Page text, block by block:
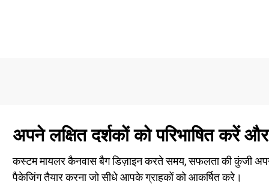
अपने लक्षित दर्शकों को परिभाषित करें
कस्टम मायलर कैनवास बैग डिज़ाइन करते समय, सफलता की कुंजी अपने
पैकेजिंग तैयार करना जो सीधे आपके ग्राहकों को आकर्षित करे।